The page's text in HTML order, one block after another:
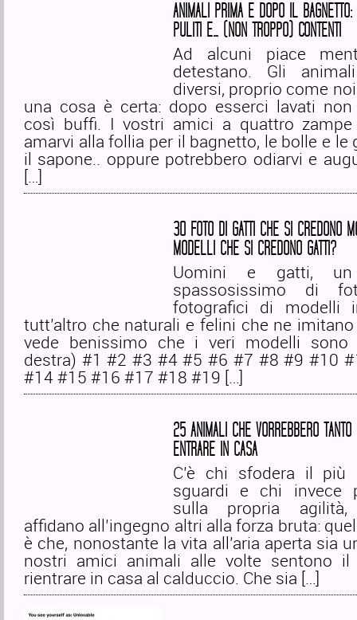
ANIMALI PRIMA E DOPO IL
PULITI E… (NON TROPPO) CONTENTI
Ad alcuni piace
detestano. Gli
diversi, proprio come
una cosa è certa: dopo esserci lavati
così buffi. I vostri amici a quattro zampe
amarvi alla follia per il bagnetto, le bolle e le
il sapone.. oppure potrebbero odiarvi e
[…]
30 FOTO DI GATTI CHE SI CREDONO
MODELLI CHE SI CREDONO GATTI?
Uomini e gatti, un
spassosissimo di
fotografici di modelli
tutt’altro che naturali e felini che ne
vede benissimo che i veri modelli sono
destra) #1 #2 #3 #4 #5 #6 #7 #8 #9 #10
#14 #15 #16 #17 #18 #19 […]
25 ANIMALI CHE VORREBBERO
ENTRARE IN CASA
C’è chi sfodera il più
sguardi e chi invece
sulla propria
affidano all’ingegno altri alla forza bruta:
è che, nonostante la vita all’aria aperta sia
nostri amici animali alle volte sentono
rientrare in casa al calduccio. Che sia […]